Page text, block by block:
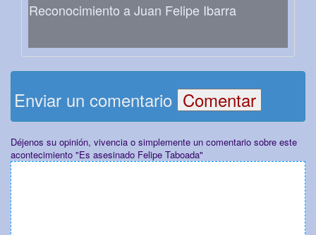
Reconocimiento a Juan Felipe Ibarra
Enviar un comentario
Déjenos su opinión, vivencia o simplemente un comentario sobre este
acontecimiento "Es asesinado Felipe Taboada"